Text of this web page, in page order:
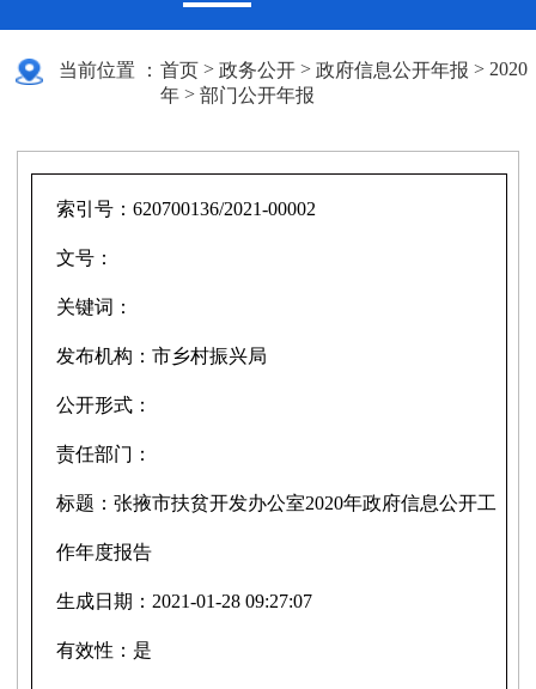
当前位置 ： 首页 >政务公开 >政府信息公开年报 > 2020
年 >部门公开年报
索引号：620700136/2021-00002
文号：
关键词：
发布机构：市乡村振兴局
公开形式：
责任部门：
标题：张掖市扶贫开发办公室2020年政府信息公开工
作年度报告
生成日期： 2021-01-28 09:27:07
有效性： 是